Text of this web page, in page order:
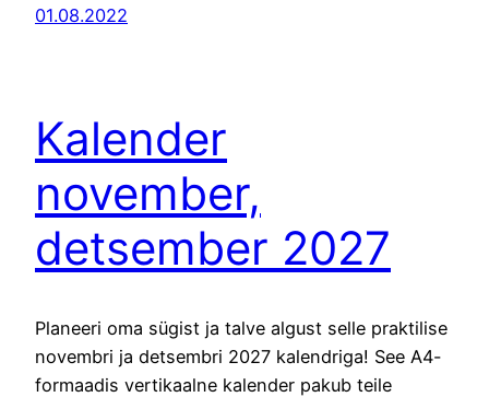
01.08.2022
Kalender
november,
detsember 2027
Planeeri oma sügist ja talve algust selle praktilise
novembri ja detsembri 2027 kalendriga! See A4-
formaadis vertikaalne kalender pakub teile